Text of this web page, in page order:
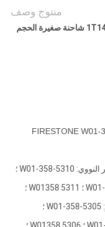
منتوج وصف
W013585311 فايرستون عكسها الخوار 1T14C-1 شاحنة صغيرة الحجم
FIRESTONE W01-
المكسرات العمياء ، 114 معاهدة حظر الانتشار النووي: W01-358-5310 ؛
صواميل عمياء ، 114 NPT ، مصد: W01-358-5311 ؛ W01358 5311 ؛
المكسرات العمياء ، 3/4 معاهدة عدم الانتشار: W01-358-5305 ؛